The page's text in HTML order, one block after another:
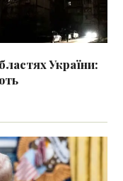
України: